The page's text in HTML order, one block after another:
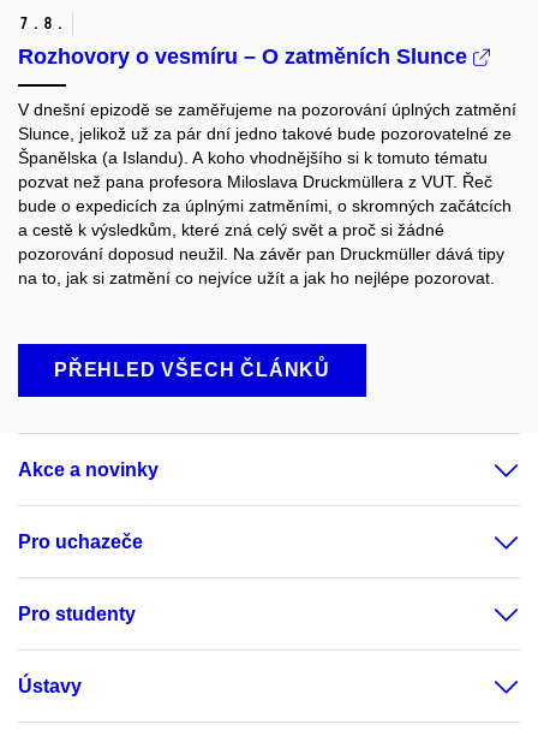
7. 8.
Rozhovory o vesmíru – O zatměních Slunce
V dnešní epizodě se zaměřujeme na pozorování úplných zatmění
Slunce, jelikož už za pár dní jedno takové bude pozorovatelné ze
Španělska (a Islandu). A koho vhodnějšího si k tomuto tématu
pozvat než pana profesora Miloslava Druckmüllera z VUT. Řeč
bude o expedicích za úplnými zatměními, o skromných začátcích
a cestě k výsledkům, které zná celý svět a proč si žádné
pozorování doposud neužil. Na závěr pan Druckmüller dává tipy
na to, jak si zatmění co nejvíce užít a jak ho nejlépe pozorovat.
PŘEHLED VŠECH ČLÁNKŮ
Akce a novinky
Pro uchazeče
Pro studenty
Ústavy